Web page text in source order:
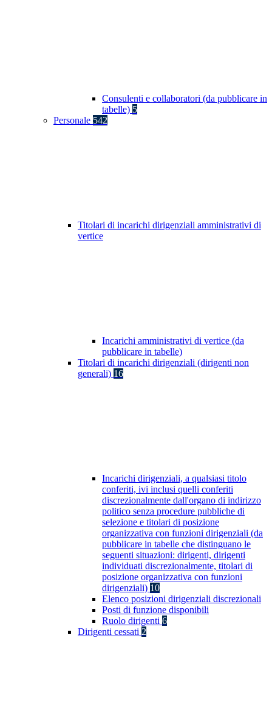
Consulenti e collaboratori (da pubblicare in
tabelle) 5
Personale 542
Titolari di incarichi dirigenziali amministrativi di
vertice
Incarichi amministrativi di vertice (da
pubblicare in tabelle)
Titolari di incarichi dirigenziali (dirigenti non
generali) 16
Incarichi dirigenziali, a qualsiasi titolo
conferiti, ivi inclusi quelli conferiti
discrezionalmente dall'organo di indirizzo
politico senza procedure pubbliche di
selezione e titolari di posizione
organizzativa con funzioni dirigenziali (da
pubblicare in tabelle che distinguano le
seguenti situazioni: dirigenti, dirigenti
individuati discrezionalmente, titolari di
posizione organizzativa con funzioni
dirigenziali) 10
Elenco posizioni dirigenziali discrezionali
Posti di funzione disponibili
Ruolo dirigenti 6
Dirigenti cessati 2